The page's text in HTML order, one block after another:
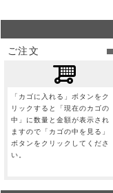
ご注文
「カゴに入れる」ボタンをク
リックすると「現在のカゴの
中」に数量と金額が表示され
ますので「カゴの中を見る」
ボタンをクリックしてくださ
い。